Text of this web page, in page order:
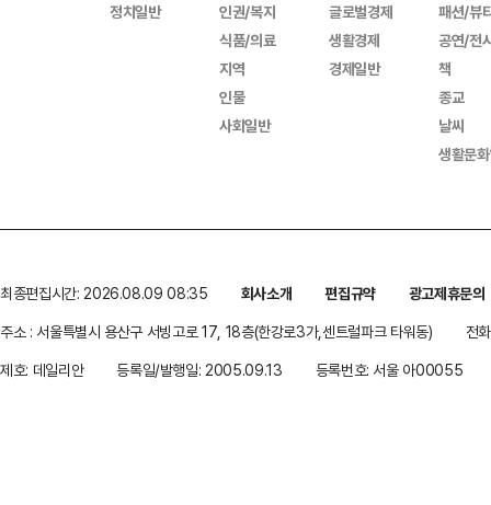
정치일반
인권/복지
식품/의료
지역
인물
사회일반
글로벌경제
생활경제
경제일반
패션/뷰
공연/전
책
종교
날씨
생활문
최종편집시간: 2026.08.09 08:35 회사소개 편집규약
광고제휴문의
주소 : 서울특별시 용산구 서빙고로 17, 18층(한강로3가,센트럴파크 타워동)
전
제호: 데일리안
등록일/발행일: 2005.09.13 등록번호: 서울 아00055